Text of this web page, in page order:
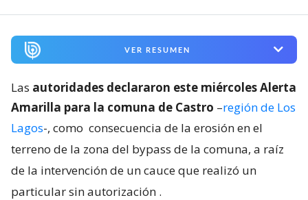
VER RESUMEN
Las autoridades declararon este miércoles Alerta
Amarilla para la comuna de Castro –región de Los
Lagos-, como consecuencia de la erosión en el
terreno de la zona del bypass de la comuna, a raíz
de la intervención de un cauce que realizó un
particular sin autorización .